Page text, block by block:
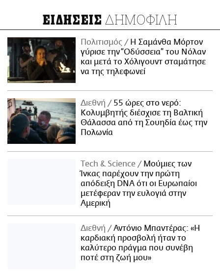
ΕΙΔΗΣΕΙΣ ΔΗΜΟΦΙΛΗ
Πολιτισμός
Η Σαμάνθα Μόρτον
γύρισε την “Οδύσσεια” του Νόλαν
και μετά το Χόλιγουντ σταμάτησε
να της τηλεφωνεί
Διεθνή
55 ώρες στο νερό:
Κολυμβητής διέσχισε τη Βαλτική
Θάλασσα από τη Σουηδία έως την
Πολωνία
Τech & Science
Μούμιες των
Ίνκας παρέχουν την πρώτη
απόδειξη DNA ότι οι Ευρωπαίοι
μετέφεραν την ευλογιά στην
Αμερική
Διεθνή
Αντόνιο Μπαντέρας: «Η
καρδιακή προσβολή ήταν το
καλύτερο πράγμα που συνέβη
ποτέ στη ζωή μου»